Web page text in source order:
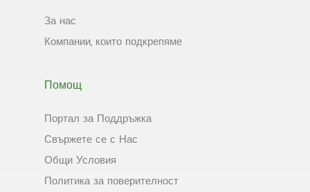
За нас
Компании, които подкрепяме
Помощ
Портал за Поддръжка
Свържете се с Нас
Общи Условия
Политика за поверителност